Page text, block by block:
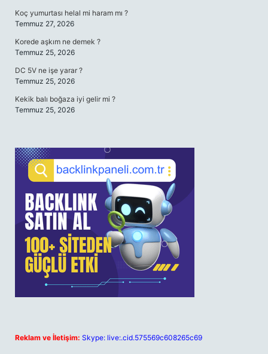
Koç yumurtası helal mi haram mı ?
Temmuz 27, 2026
Korede aşkım ne demek ?
Temmuz 25, 2026
DC 5V ne işe yarar ?
Temmuz 25, 2026
Kekik balı boğaza iyi gelir mi ?
Temmuz 25, 2026
Reklam ve İletişim: Skype: live:.cid.575569c608265c69